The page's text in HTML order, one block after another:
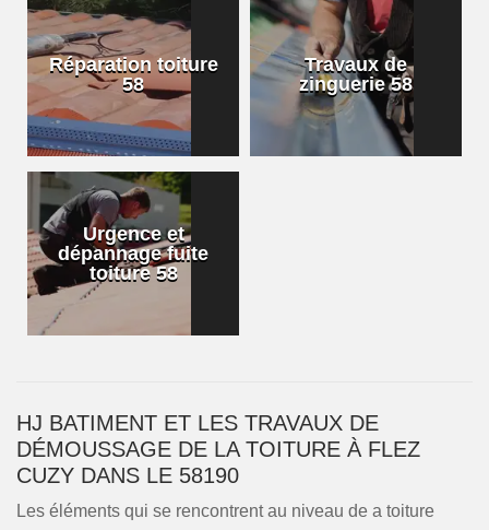
Réparation toiture
58
Travaux de
zinguerie 58
Urgence et
dépannage fuite
toiture 58
HJ BATIMENT ET LES TRAVAUX DE
DÉMOUSSAGE DE LA TOITURE À FLEZ
CUZY DANS LE 58190
Les éléments qui se rencontrent au niveau de a toiture